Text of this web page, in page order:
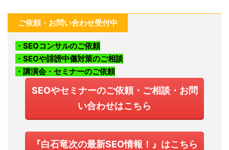
ご依頼・お問い合わせ受付中
・SEOコンサルのご依頼
・SEOや誹謗中傷対策のご相談
・講演会・セミナーのご依頼
SEOやセミナーのご依頼・ご相談・お問
い合わせはこちら
『白石竜次の最新SEO情報！』はこちら